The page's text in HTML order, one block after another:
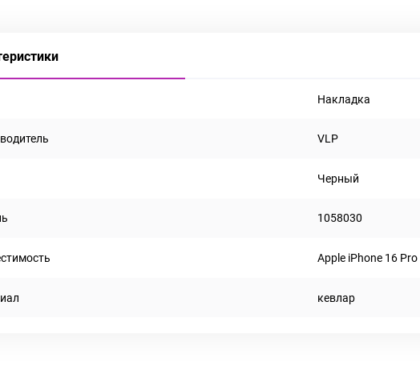
Накладка
VLP
Черный
1058030
Apple iPhone 16 Pro
кевлар